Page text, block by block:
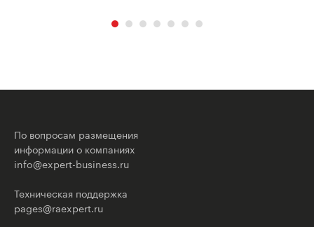
По вопросам размещения
информации о компаниях
info@expert-business.ru
Техническая поддержка
pages@raexpert.ru